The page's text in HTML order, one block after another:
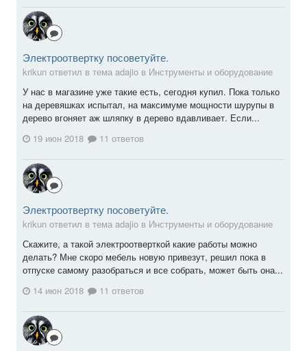
Электроотвертку посоветуйте.
krikun ответил в тема adajio в Инструменты и оборудование
У нас в магазине уже такие есть, сегодня купил. Пока только
на деревяшках испытал, на максимуме мощности шурупы в
дерево вгоняет аж шляпку в дерево вдавливает. Если...
19 июн 2018
11 ответов
Электроотвертку посоветуйте.
krikun ответил в тема adajio в Инструменты и оборудование
Скажите, а такой электроотверткой какие работы можно
делать? Мне скоро мебель новую привезут, решил пока в
отпуске самому разобраться и все собрать, может быть она...
14 июн 2018
11 ответов